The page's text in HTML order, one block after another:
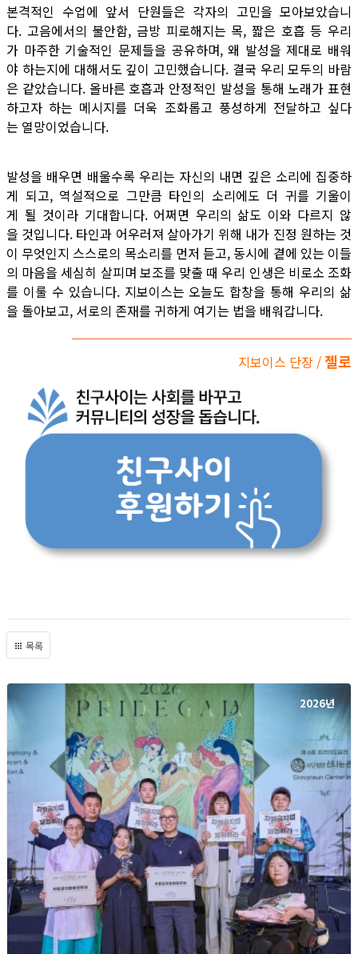
본격적인 수업에 앞서 단원들은 각자의 고민을 모아보았습니
다. 고음에서의 불안함, 금방 피로해지는 목, 짧은 호흡 등 우리
가 마주한 기술적인 문제들을 공유하며, 왜 발성을 제대로 배워
야 하는지에 대해서도 깊이 고민했습니다. 결국 우리 모두의 바람
은 같았습니다. 올바른 호흡과 안정적인 발성을 통해 노래가 표현
하고자 하는 메시지를 더욱 조화롭고 풍성하게 전달하고 싶다
는 열망이었습니다.
발성을 배우면 배울수록 우리는 자신의 내면 깊은 소리에 집중하
게 되고, 역설적으로 그만큼 타인의 소리에도 더 귀를 기울이
게 될 것이라 기대합니다. 어쩌면 우리의 삶도 이와 다르지 않
을 것입니다. 타인과 어우러져 살아가기 위해 내가 진정 원하는 것
이 무엇인지 스스로의 목소리를 먼저 듣고, 동시에 곁에 있는 이들
의 마음을 세심히 살피며 보조를 맞출 때 우리 인생은 비로소 조화
를 이룰 수 있습니다. 지보이스는 오늘도 합창을 통해 우리의 삶
을 돌아보고, 서로의 존재를 귀하게 여기는 법을 배워갑니다.
지보이스 단장 / 젤로
목록
2026년